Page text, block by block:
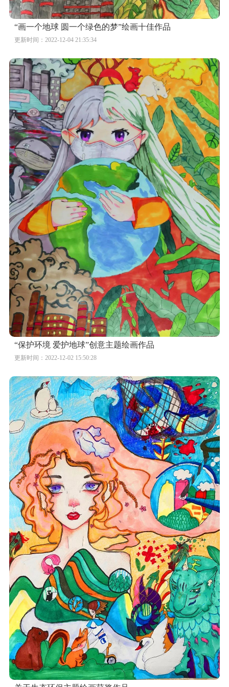
“画一个地球 圆一个绿色的梦”绘画十佳作品
更新时间：2022-12-04 21:35:34
“保护环境 爱护地球”创意主题绘画作品
更新时间：2022-12-02 15:50:28